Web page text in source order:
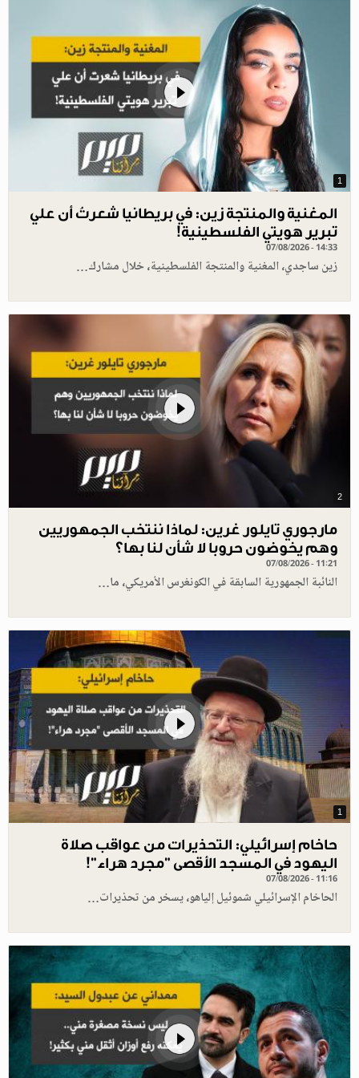
1
المغنية والمنتجة زين: في بريطانيا شعرتُ أن علي
تبرير هويتي الفلسطينية!
07/08/2026 - 14:33
زين ساجدي، المغنية والمنتجة الفلسطينية، خلال مشارك…
2
مارجوري تايلور غرين: لماذا ننتخب الجمهوريين
وهم يخوضون حروبا لا شأن لنا بها؟
07/08/2026 - 11:21
النائبة الجمهورية السابقة في الكونغرس الأمريكي، ما…
1
حاخام إسرائيلي: التحذيرات من عواقب صلاة
اليهود في المسجد الأقصى "مجرد هراء"!
07/08/2026 - 11:16
الحاخام الإسرائيلي شموئيل إلياهو، يسخر من تحذيرات…